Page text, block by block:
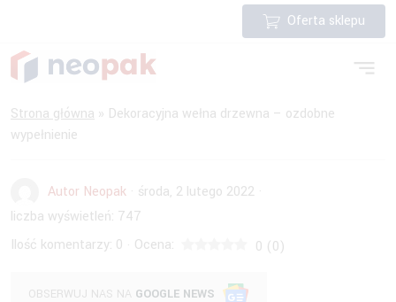
Oferta sklepu
Strona główna » Dekoracyjna wełna drzewna – ozdobne
wypełnienie
Autor Neopak · środa, 2 lutego 2022 ·
liczba wyświetleń: 747
Ilość komentarzy: 0 · Ocena: 0 (0)
OBSERWUJ NAS NA GOOGLE NEWS